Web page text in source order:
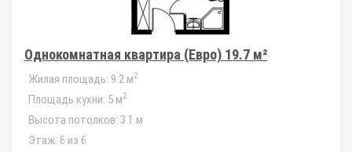
Однокомнатная квартира (Евро) 19.7 м²
Жилая площадь: 9.2 м2
Площадь кухни: 5 м2
Высота потолков: 3.1 м
Этаж: 6 из 6